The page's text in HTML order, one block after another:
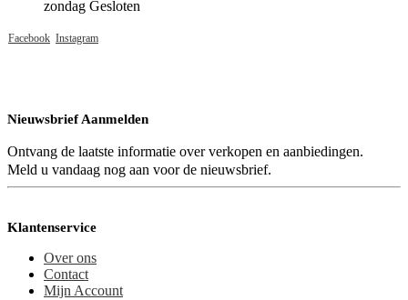
zondag Gesloten
Facebook Instagram
Nieuwsbrief Aanmelden
Ontvang de laatste informatie over verkopen en aanbiedingen.
Meld u vandaag nog aan voor de nieuwsbrief.
Klantenservice
Over ons
Contact
Mijn Account